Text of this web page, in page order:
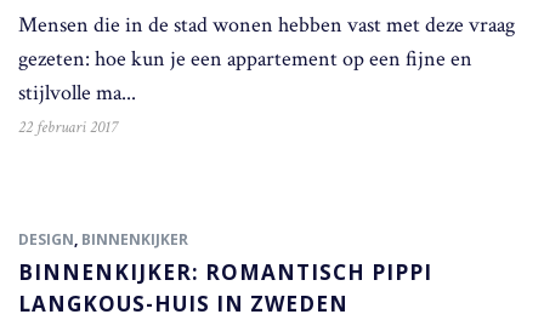
Mensen die in de stad wonen hebben vast met deze vraag
gezeten: hoe kun je een appartement op een fijne en
stijlvolle ma...
22 februari 2017
DESIGN, BINNENKIJKER
BINNENKIJKER: ROMANTISCH PIPPI
LANGKOUS-HUIS IN ZWEDEN